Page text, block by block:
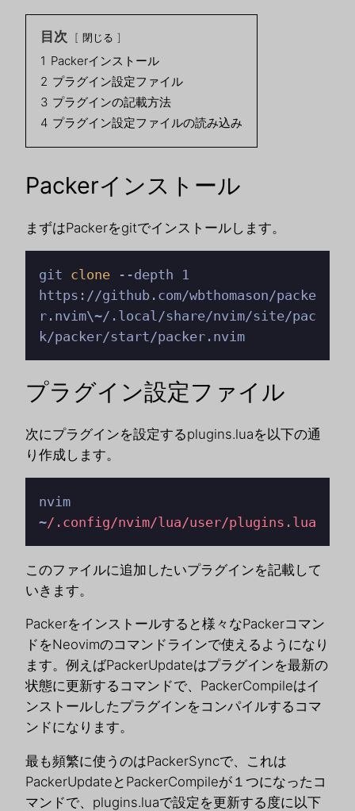
目次 閉じる
1 Packerインストール
2 プラグイン設定ファイル
3 プラグインの記載方法
4 プラグイン設定ファイルの読み込み
Packerインストール
まずはPackerをgitでインストールします。
git clone --depth 1
https://github.com/wbthomason/packe
r.nvim\~/.local/share/nvim/site/pac
k/packer/start/packer.nvim
プラグイン設定ファイル
次にプラグインを設定するplugins.luaを以下の通
り作成します。
nvim
~/.config/nvim/lua/user/plugins.lua
このファイルに追加したいプラグインを記載して
いきます。
Packerをインストールすると様々なPackerコマン
ドをNeovimのコマンドラインで使えるようになり
ます。例えばPackerUpdateはプラグインを最新の
状態に更新するコマンドで、PackerCompileはイ
ンストールしたプラグインをコンパイルするコマ
ンドになります。
最も頻繁に使うのはPackerSyncで、これは
PackerUpdateとPackerCompileが１つになったコ
マンドで、plugins.luaで設定を更新する度に以下